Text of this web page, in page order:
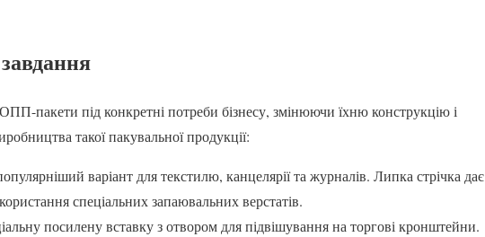
пакети під конкретні потреби бізнесу, змінюючи їхню конструкцію і
такої пакувальної продукції:
варіант для текстилю, канцелярії та журналів. Липка стрічка дає
спеціальних запаювальних верстатів.
посилену вставку з отвором для підвішування на торгові кронштейни.